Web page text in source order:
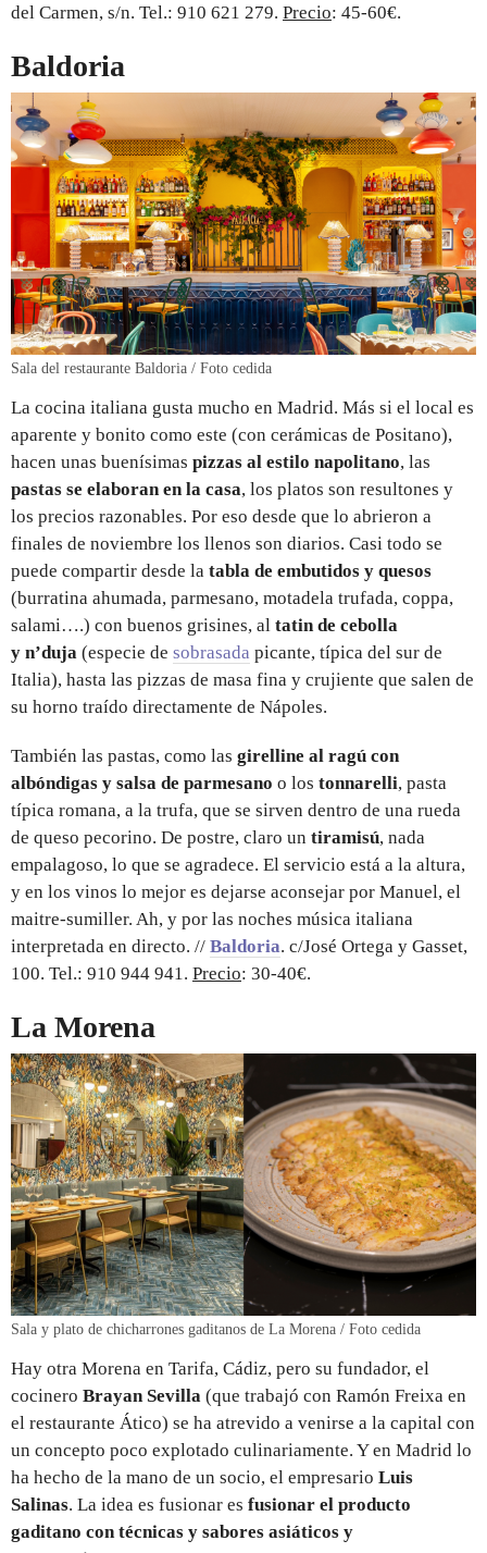
del Carmen, s/n. Tel.: 910 621 279. Precio: 45-60€.
Baldoria
Sala del restaurante Baldoria / Foto cedida
La cocina italiana gusta mucho en Madrid. Más si el local es
aparente y bonito como este (con cerámicas de Positano),
hacen unas buenísimas pizzas al estilo napolitano, las
pastas se elaboran en la casa, los platos son resultones y
los precios razonables. Por eso desde que lo abrieron a
finales de noviembre los llenos son diarios. Casi todo se
puede compartir desde la tabla de embutidos y quesos
(burratina ahumada, parmesano, motadela trufada, coppa,
salami….) con buenos grisines, al tatin de cebolla
y n’duja (especie de sobrasada picante, típica del sur de
Italia), hasta las pizzas de masa fina y crujiente que salen de
su horno traído directamente de Nápoles.
También las pastas, como las girelline al ragú con
albóndigas y salsa de parmesano o los tonnarelli, pasta
típica romana, a la trufa, que se sirven dentro de una rueda
de queso pecorino. De postre, claro un tiramisú, nada
empalagoso, lo que se agradece. El servicio está a la altura,
y en los vinos lo mejor es dejarse aconsejar por Manuel, el
maitre-sumiller. Ah, y por las noches música italiana
interpretada en directo. // Baldoria. c/José Ortega y Gasset,
100. Tel.: 910 944 941. Precio: 30-40€.
La Morena
Sala y plato de chicharrones gaditanos de La Morena / Foto cedida
Hay otra Morena en Tarifa, Cádiz, pero su fundador, el
cocinero Brayan Sevilla (que trabajó con Ramón Freixa en
el restaurante Ático) se ha atrevido a venirse a la capital con
un concepto poco explotado culinariamente. Y en Madrid lo
ha hecho de la mano de un socio, el empresario Luis
Salinas. La idea es fusionar es fusionar el producto
gaditano con técnicas y sabores asiáticos y